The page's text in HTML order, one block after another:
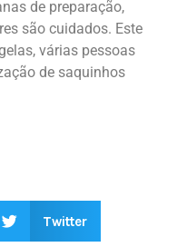
de preparação,
são cuidados. Este
várias pessoas
de saquinhos
Twitter